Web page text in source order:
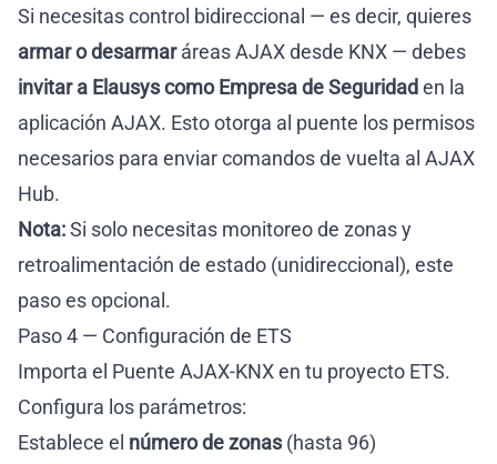
Si necesitas control bidireccional — es decir, quieres
armar o desarmaráreas AJAX desde KNX — debes
invitar a Elausys como Empresa de Seguridaden la
aplicación AJAX. Esto otorga al puente los permisos
necesarios para enviar comandos de vuelta al AJAX
Hub.
Nota:Si solo necesitas monitoreo de zonas y
retroalimentación de estado (unidireccional), este
paso es opcional.
Paso 4 — Configuración de ETS
Importa el Puente AJAX-KNX en tu proyecto ETS.
Configura los parámetros:
Establece el número de zonas (hasta 96)